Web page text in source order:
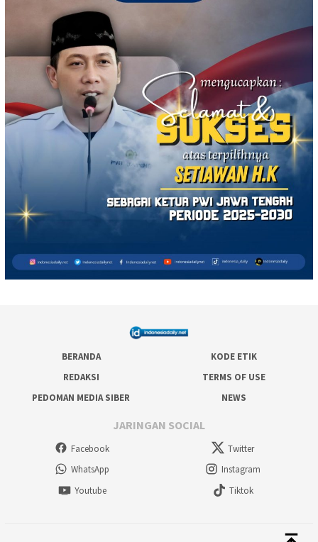
BERANDA
KODE ETIK
REDAKSI
TERMS OF USE
PEDOMAN MEDIA SIBER
NEWS
JARINGAN SOCIAL
Facebook
Twitter
WhatsApp
Instagram
Youtube
Tiktok